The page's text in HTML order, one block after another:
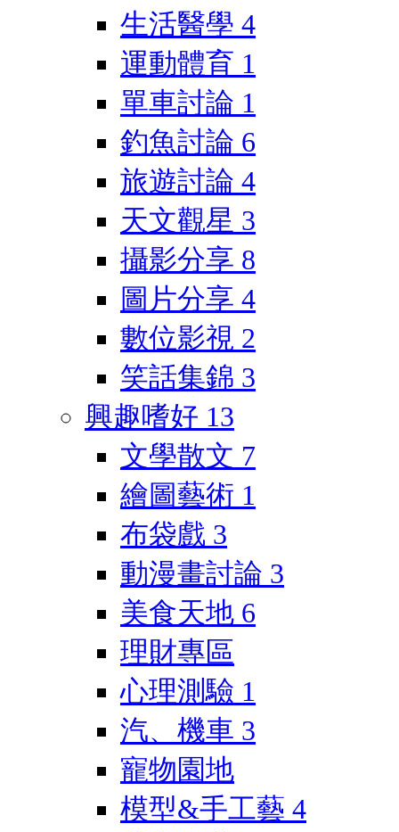
生活醫學 4
運動體育 1
單車討論 1
釣魚討論 6
旅遊討論 4
天文觀星 3
攝影分享 8
圖片分享 4
數位影視 2
笑話集錦 3
興趣嗜好 13
文學散文 7
繪圖藝術 1
布袋戲 3
動漫畫討論 3
美食天地 6
理財專區
心理測驗 1
汽、機車 3
寵物園地
模型&手工藝 4